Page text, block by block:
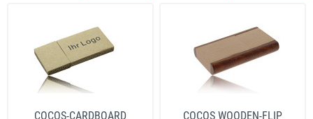
COCOS-CARDBOARD
COCOS WOODEN-FLIP